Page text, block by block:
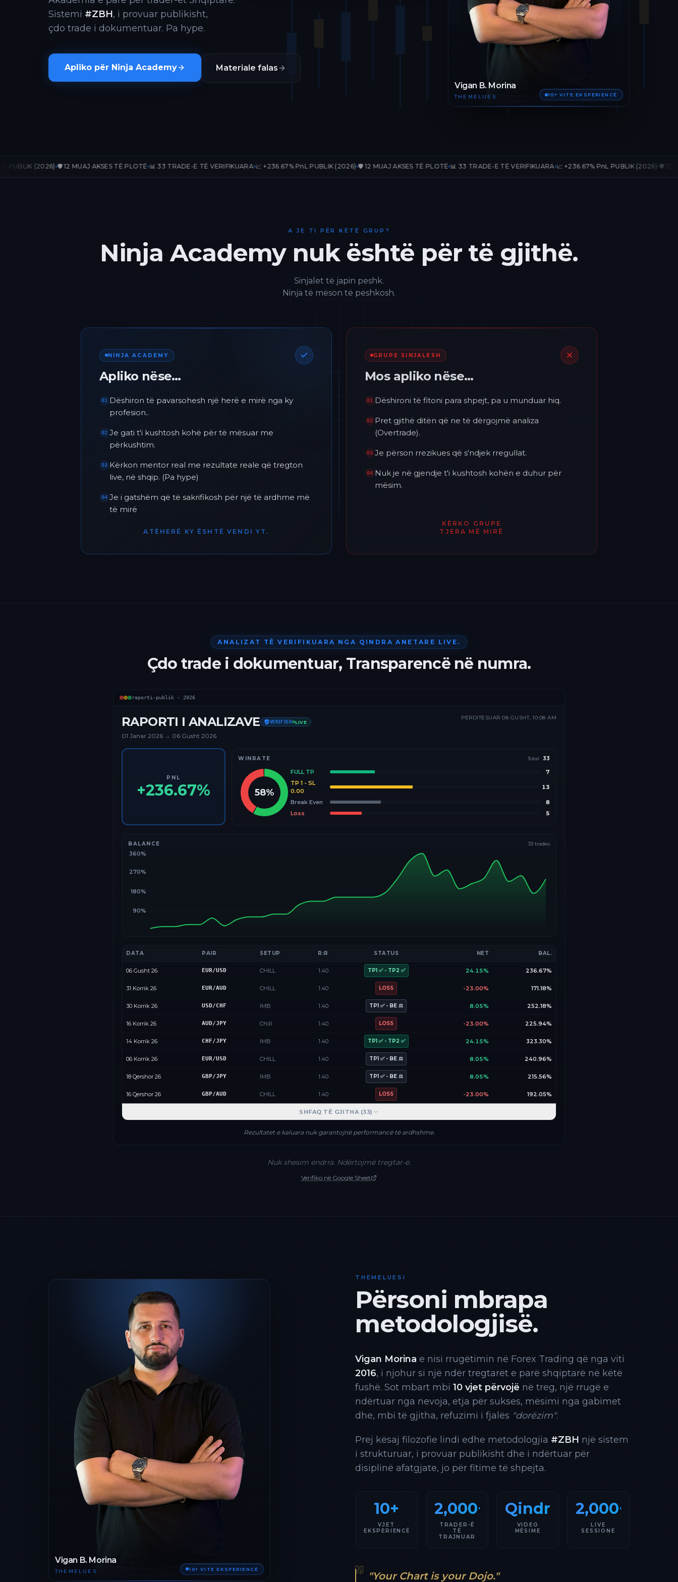
Vigan B. Morina
THEMELUES 10+ VITE EKSPERIENCË
Sistemi #ZBH, i provuar publikisht,
çdo trade i dokumentuar. Pa hype.
Apliko për Ninja Academy Materiale falas
🛡️ 12 MUAJ AKSES TË PLOTË 📊 33 TRADE-E TË VERIFIKUARA 📈 +236.67% PnL PUBLIK (2026) 🛡️ 12 MUAJ AKSES TË PLOTË 📊 33 TRADE-E TË VERIFIKUARA 📈 +236.67% PnL PUBLIK (2026) 🛡️ 12 MUAJ AKSES
A JE TI PËR KËTË GRUP?
Ninja Academy nuk është për të gjithë.
Sinjalet të japin peshk.
Ninja të mëson të peshkosh.
GRUPE SINJALESH
Mos apliko nëse…
01 Dëshironi të fitoni para shpejt, pa u munduar hiq.
02 Pret gjithë ditën që ne të dërgojmë analiza
(Overtrade).
03 Je përson rrezikues që s'ndjek rregullat.
04 Nuk je në gjendje t'i kushtosh kohën e duhur për
mësim.
KËRKO GRUPE
TJERA MË MIRË
NINJA ACADEMY
Apliko nëse…
01
Dëshiron të pavarsohesh një herë e mirë nga ky
profesion..
02 Je gati t'i kushtosh kohë për të mësuar me
përkushtim.
03 Kërkon mentor real me rezultate reale që tregton
live, në shqip. (Pa hype)
04 Je i gatshëm që të sakrifikosh për një të ardhme më
të mirë
ATËHERË KY ËSHTË VENDI YT.
ANALIZAT TË VERIFIKUARA NGA QINDRA ANETARE LIVE.
Çdo trade i dokumentuar, Transparencë në numra.
raporti-publik · 2026
RAPORTI I ANALIZAVE VERIFIED LIVE
01 Janar 2026 → 06 Gusht 2026
PËRDITËSUAR 08 GUSHT, 10:08 AM
PNL
+236.67%
WINRATE Total 33
58%
FULL TP
7
TP 1 - SL
0.00
13
Break Even
8
Loss
5
BALANCE 33 trades
90%
180%
270%
360%
DATA PAIR SETUP R:R STATUS NET BAL.
06 Gusht 26 EUR/USD CHILL 1.40 TP1 ✅ - TP2 ✅ 24.15% 236.67%
31 Korrik 26 EUR/AUD CHILL 1.40 LOSS -23.00% 171.18%
30 Korrik 26 USD/CHF IMB 1.40 TP1 ✅ - BE ⚖️ 8.05% 252.18%
16 Korrik 26 AUD/JPY Chill 1.40 LOSS -23.00% 225.94%
14 Korrik 26 CHF/JPY IMB 1.40 TP1 ✅ - TP2 ✅ 24.15% 323.30%
06 Korrik 26 EUR/USD CHILL 1.40 TP1 ✅ - BE ⚖️ 8.05% 240.96%
18 Qershor 26 GBP/JPY IMB 1.40 TP1 ✅ - BE ⚖️ 8.05% 215.56%
16 Qershor 26 GBP/AUD CHILL 1.40 LOSS -23.00% 192.05%
SHFAQ TË GJITHA (33)
Rezultatet e kaluara nuk garantojnë performancë të ardhshme.
Nuk shesim ëndrra. Ndërtojmë tregtar-ë.
Verifiko në Google Sheet
Vigan B. Morina
THEMELUES 10+ VITE EKSPERIENCË
THEMELUESI
Përsoni mbrapa
metodologjisë.
Vigan Morina e nisi rrugëtimin në Forex Trading që nga viti
2016, i njohur si një ndër tregtarët e parë shqiptarë në këtë
fushë. Sot mbart mbi 10 vjet përvojë në treg, një rrugë e
ndërtuar nga nevoja, etja për sukses, mësimi nga gabimet
dhe, mbi të gjitha, refuzimi i fjalës "dorëzim".
Prej kësaj filozofie lindi edhe metodologjia #ZBH një sistem
i strukturuar, i provuar publikisht dhe i ndërtuar për
disiplinë afatgjate, jo për fitime të shpejta.
10+
VJET
EKSPERIENCË
2,000+
TRADER-Ë
TË
TRAJNUAR
Qindra
VIDEO
MËSIME
2,000+
LIVE
SESSIONE
"Your Chart is your Dojo."